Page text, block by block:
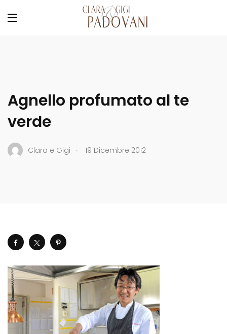
Agnello profumato al te
verde
Clara e Gigi . 19 Dicembre 2012